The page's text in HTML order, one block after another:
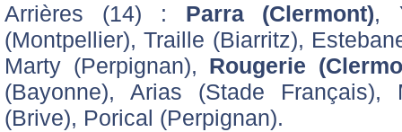
Arrières (14) : Parra (Clermont),
(Montpellier), Traille (Biarritz),
Marty (Perpignan), Rougerie
(Bayonne), Arias (Stade Français),
(Brive), Porical (Perpignan).